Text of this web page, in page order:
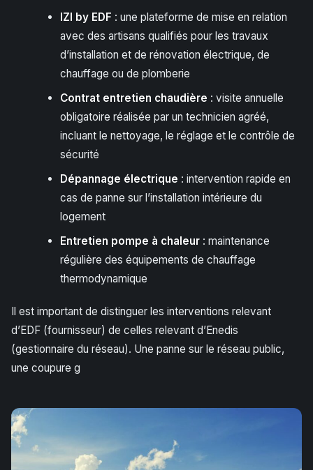
IZI by EDF : une plateforme de mise en relation
avec des artisans qualifiés pour les travaux
d’installation et de rénovation électrique, de
chauffage ou de plomberie
Contrat entretien chaudière : visite annuelle
obligatoire réalisée par un technicien agréé,
incluant le nettoyage, le réglage et le contrôle de
sécurité
Dépannage électrique : intervention rapide en
cas de panne sur l’installation intérieure du
logement
Entretien pompe à chaleur: maintenance
régulière des équipements de chauffage
thermodynamique
Il est important de distinguer les interventions relevant
d’EDF (fournisseur) de celles relevant d’Enedis
(gestionnaire du réseau). Une panne sur le réseau public,
une coupure g